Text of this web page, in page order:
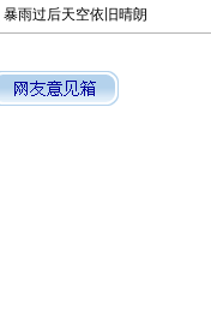
暴雨过后天空依旧晴朗